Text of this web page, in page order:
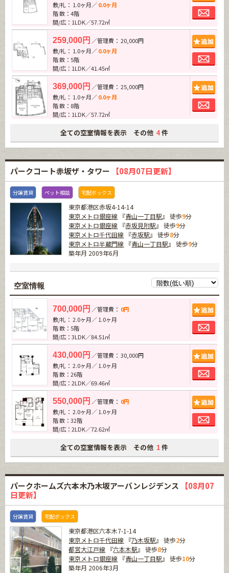
敷/礼： 1.0ヶ月／0.0ヶ月
階 数：4階
間/広：1LDK／57.72㎡
259,000円 ／管理費： 20,000円
敷/礼： 1.0ヶ月／0.0ヶ月
階 数：5階
間/広：1LDK／41.45㎡
369,000円 ／管理費： 25,000円
敷/礼： 1.0ヶ月／0.0ヶ月
階 数：8階
間/広：1LDK／57.72㎡
全ての空室情報を表示 その他 4 件
パークコート赤坂ザ・タワー 【08月07日更新】
分譲賃貸 ペット相談 宅配ボックス
東京都港区赤坂4-14-14
東京メトロ銀座線 『青山一丁目駅』 徒歩9分
東京メトロ銀座線 『赤坂見附駅』 徒歩9分
東京メトロ千代田線 『赤坂駅』 徒歩8分
東京メトロ半蔵門線 『青山一丁目駅』 徒歩9分
築年月 2009年6月
空室情報
700,000円 ／管理費： 0円
敷/礼： 2.0ヶ月／ 1.0ヶ月
階 数：5階
間/広：3LDK／84.51㎡
430,000円 ／管理費： 30,000円
敷/礼： 2.0ヶ月／ 1.0ヶ月
階 数：26階
間/広：2LDK／69.46㎡
550,000円 ／管理費： 0円
敷/礼： 2.0ヶ月／ 1.0ヶ月
階 数：32階
間/広：2LDK／72.62㎡
全ての空室情報を表示 その他 1 件
パークホームズ六本木乃木坂アーバンレジデンス
【08月07
日更新】
分譲賃貸 宅配ボックス
東京都港区六本木7-1-14
東京メトロ千代田線 『乃木坂駅』 徒歩2分
都営大江戸線 『六本木駅』 徒歩8分
東京メトロ銀座線 『青山一丁目駅』 徒歩10分
築年月 2006年3月